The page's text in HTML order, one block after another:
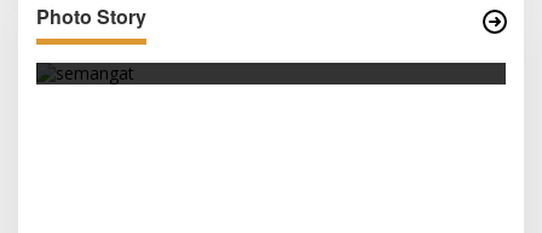
Photo Story
TETAP SEMANGAT